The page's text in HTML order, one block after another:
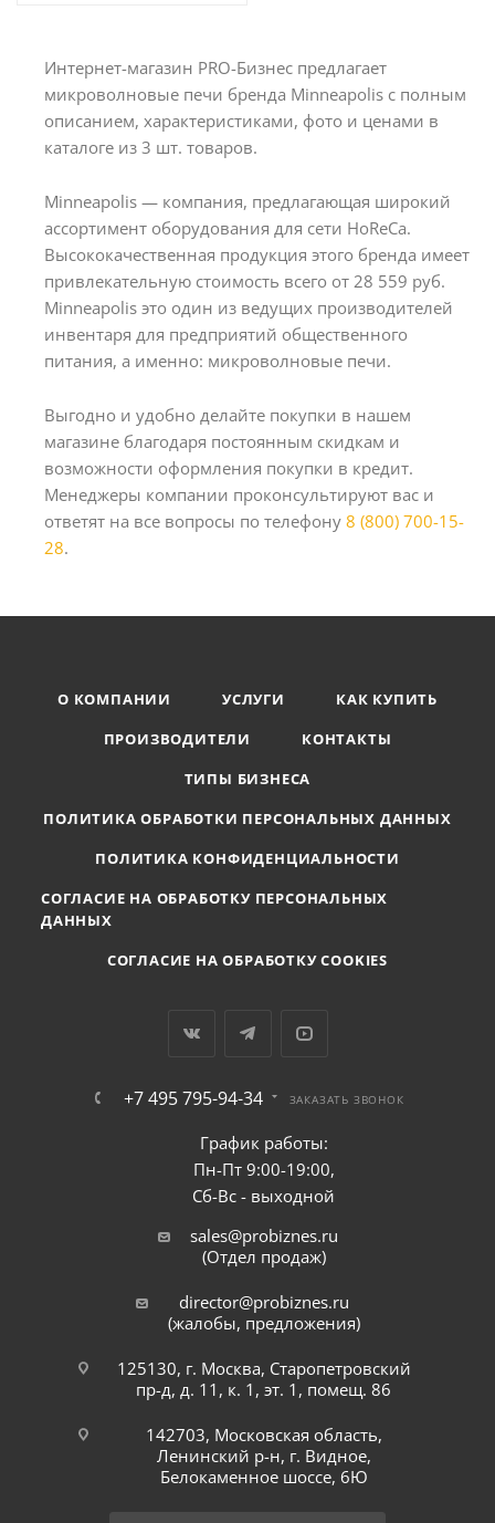
Интернет-магазин PRO-Бизнес предлагает
микроволновые печи бренда Minneapolis с полным
описанием, характеристиками, фото и ценами в
каталоге из 3 шт. товаров.
Minneapolis — компания, предлагающая широкий
ассортимент оборудования для сети HoReCa.
Высококачественная продукция этого бренда имеет
привлекательную стоимость всего от 28 559 руб.
Minneapolis это один из ведущих производителей
инвентаря для предприятий общественного
питания, а именно: микроволновые печи.
Выгодно и удобно делайте покупки в нашем
магазине благодаря постоянным скидкам и
возможности оформления покупки в кредит.
Менеджеры компании проконсультируют вас и
ответят на все вопросы по телефону 8 (800) 700-15-
28.
О КОМПАНИИ УСЛУГИ
КАК КУПИТЬ
ПРОИЗВОДИТЕЛИ
КОНТАКТЫ
ТИПЫ БИЗНЕСА
ПОЛИТИКА ОБРАБОТКИ ПЕРСОНАЛЬНЫХ ДАННЫХ
ПОЛИТИКА КОНФИДЕНЦИАЛЬНОСТИ
СОГЛАСИЕ НА ОБРАБОТКУ ПЕРСОНАЛЬНЫХ
ДАННЫХ
СОГЛАСИЕ НА ОБРАБОТКУ COOKIES
+7 495 795-94-34 ЗАКАЗАТЬ ЗВОНОК
График работы:
Пн-Пт 9:00-19:00,
Сб-Вс - выходной
sales@probiznes.ru
(Отдел продаж)
director@probiznes.ru
(жалобы, предложения)
125130, г. Москва, Старопетровский
пр-д, д. 11, к. 1, эт. 1, помещ. 86
142703, Московская область,
Ленинский р-н, г. Видное,
Белокаменное шоссе, 6Ю